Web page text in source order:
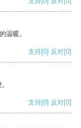
温暖。
支持[0] 反对[0]
支持[0] 反对[0]